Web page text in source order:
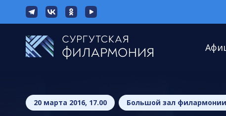
20 марта 2016, 17.00 Большой зал филармонии